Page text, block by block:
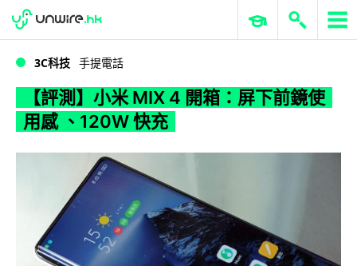
WWDC 2026 ERP 與商業 AI
3C科技 手提電話
【評測】小米 MIX 4 開箱：屏下前鏡使
用感 、120W 快充